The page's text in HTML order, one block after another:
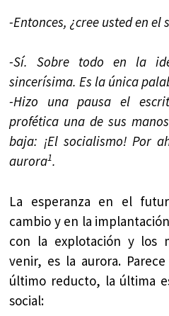
-Entonces, ¿cree usted en el
-Sí. Sobre todo en la
sincerísima. Es la única
-Hizo una pausa el
profética una de sus
baja: ¡El socialismo! Por
aurora1.
La esperanza en el
cambio y en la
con la explotación y los
venir, es la aurora.
último reducto, la última
social: